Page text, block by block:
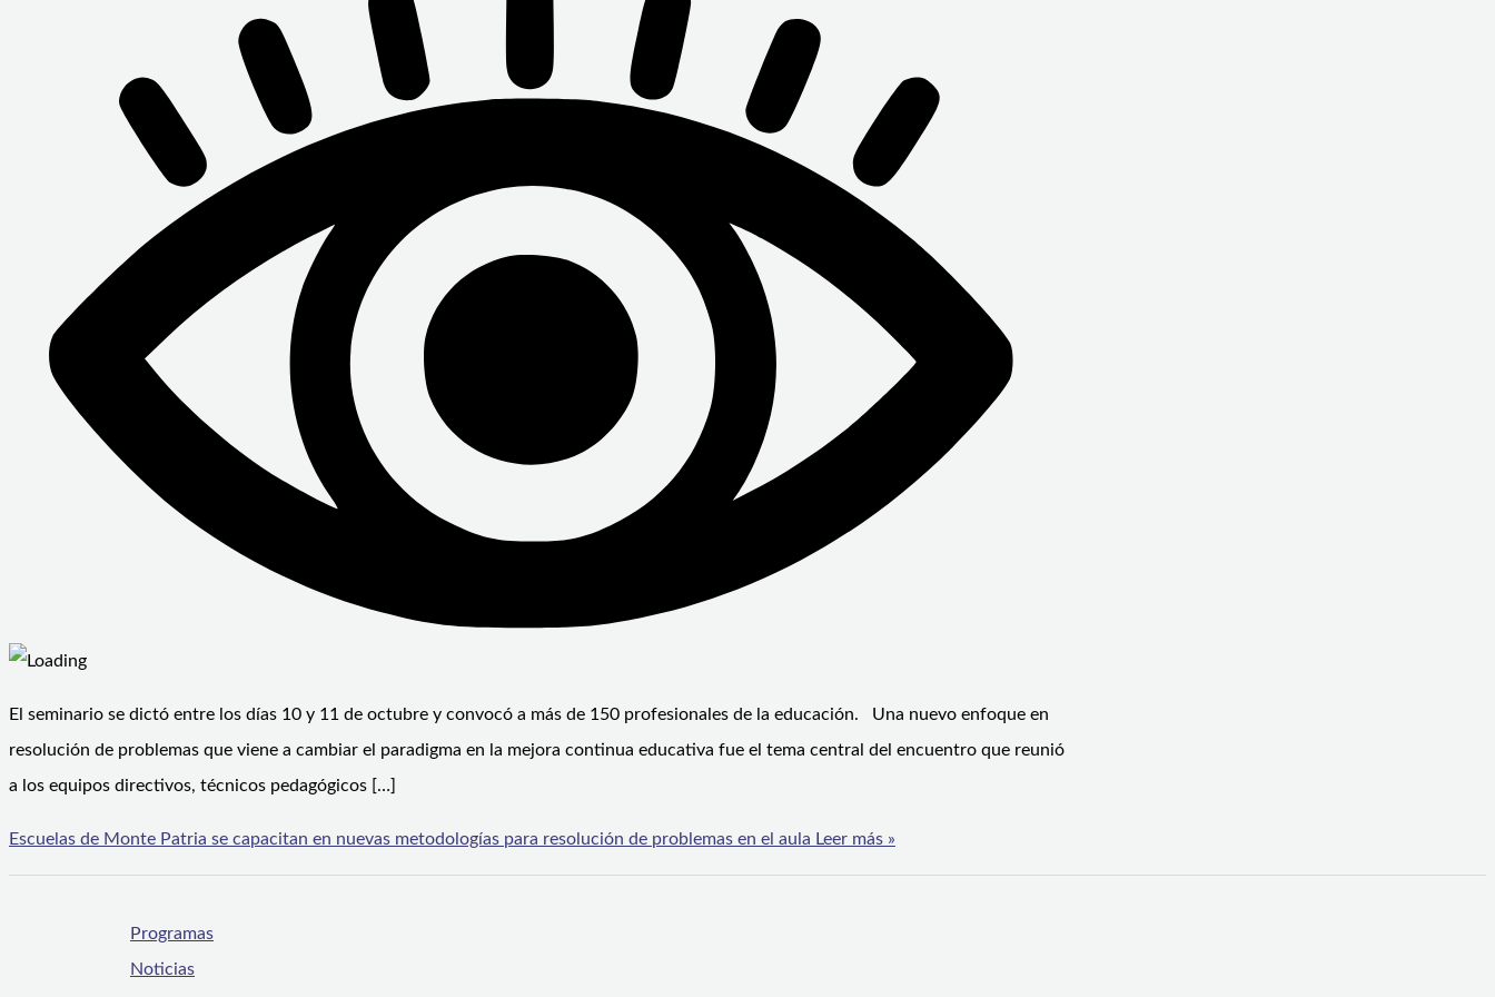
El seminario se dictó entre los días 10 y 11 de octubre y convocó a más de 150 profesionales de la educación. Una nuevo enfoque en
resolución de problemas que viene a cambiar el paradigma en la mejora continua educativa fue el tema central del encuentro que reunió
a los equipos directivos, técnicos pedagógicos […]
Escuelas de Monte Patria se capacitan en nuevas metodologías para resolución de problemas en el aula Leer más »
Programas
Noticias